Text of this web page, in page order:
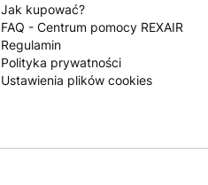
Jak kupować?
FAQ - Centrum pomocy REXAIR
Regulamin
Polityka prywatności
Ustawienia plików cookies